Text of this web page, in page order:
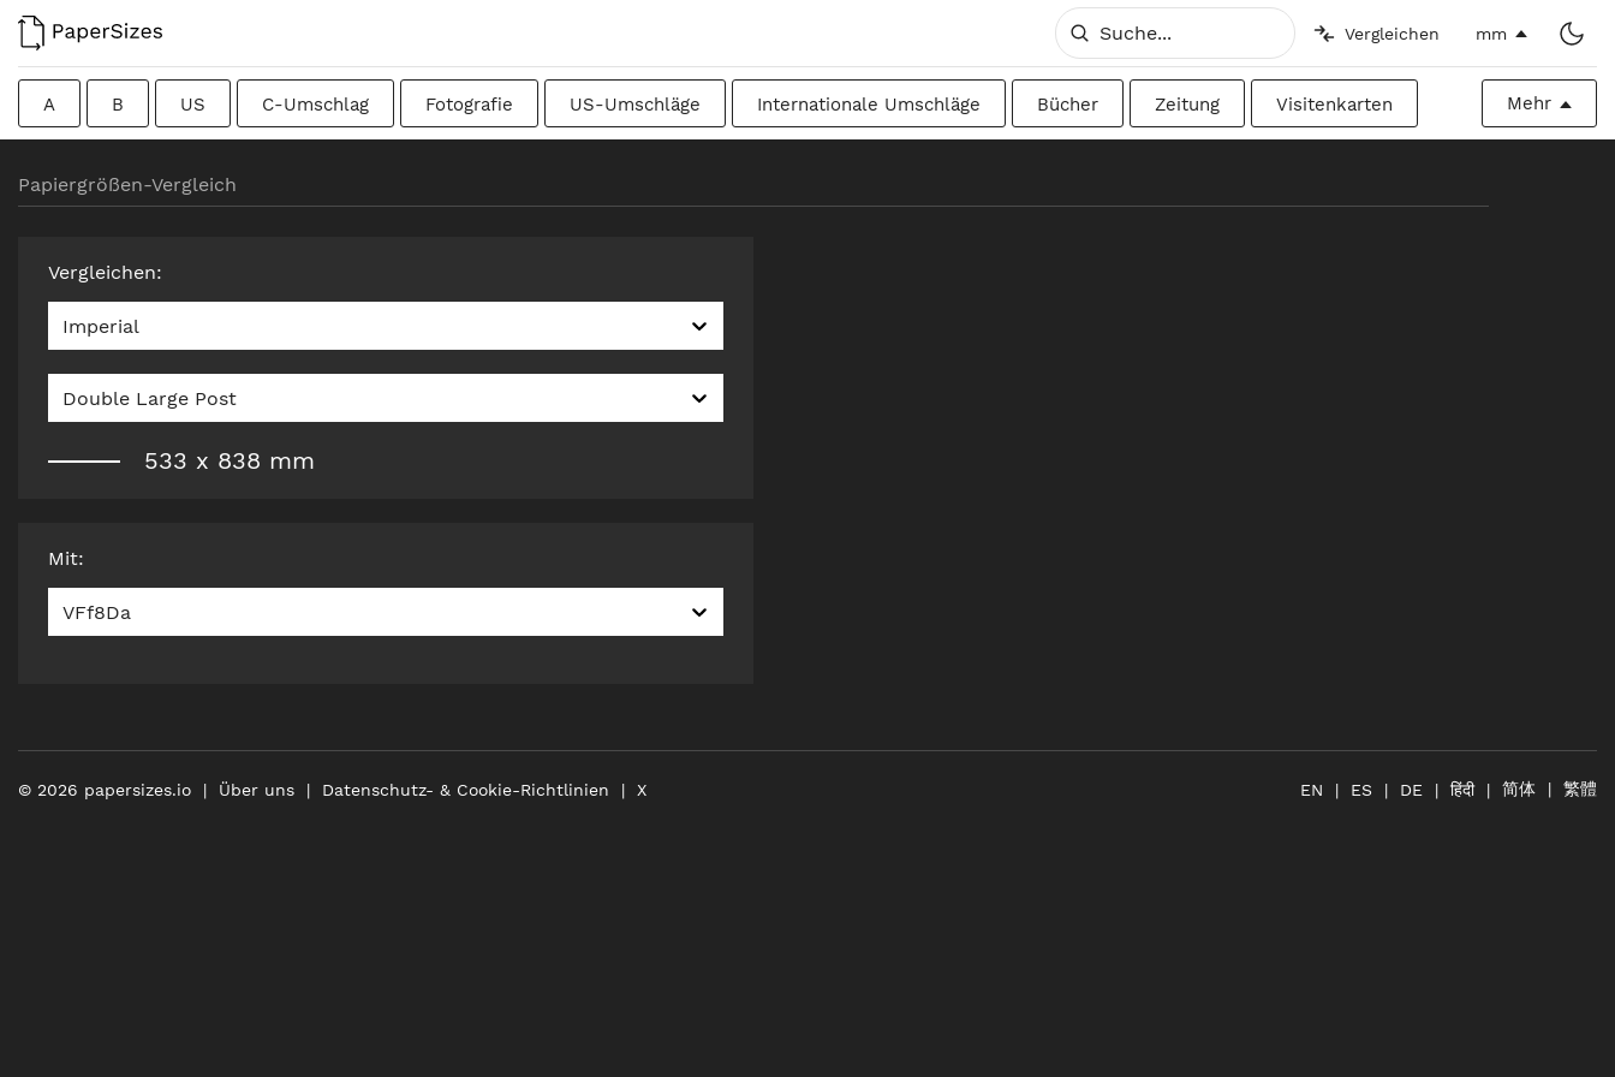
Vergleichen mm
A B US C-Umschlag Fotografie US-Umschläge Internationale Umschläge Bücher Zeitung Visitenkarten
Rohformat Kanadisch Traditionell britisch
Mehr
Papiergrößen-Vergleich
Vergleichen:
Imperial
Double Large Post
533 x 838 mm
Mit:
VFf8Da
© 2026 papersizes.io Über uns Datenschutz- & Cookie-Richtlinien X EN ES DE हिंदी 简体 繁體